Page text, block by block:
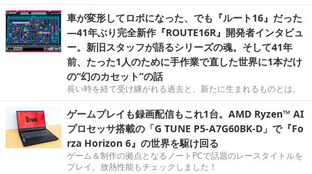
車が変形してロボになった、でも『ルート16』だった
―41年ぶり完全新作『ROUTE16R』開発者インタビュ
ー。新旧スタッフが語るシリーズの魂。そして41年
前、たった1人のために手作業で直した世界に1本だけ
の“幻のカセット”の話
長い時を経て受け継がれる過去と、新たに生まれるものとは。
ゲームプレイも録画配信もこれ1台。AMD Ryzen™ AI
プロセッサ搭載の「G TUNE P5-A7G60BK-D」で『Fo
rza Horizon 6』の世界を駆け回る
ゲーム＆制作の拠点となるノートPCで話題のレースタイトルを
プレイ。放熱性能もチェックしました！